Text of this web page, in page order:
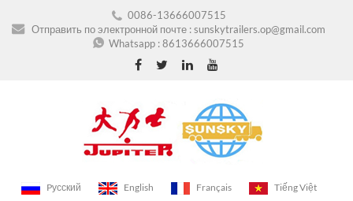
0086-13666007515
Отправить по электронной почте :sunskytrailers.op@gmail.com
Whatsapp :8613666007515
Pусский English Français Tiếng Việt